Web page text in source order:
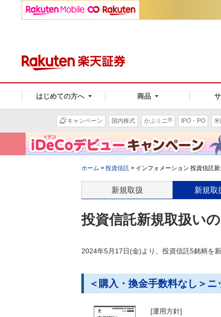
はじめての方へ 商品
キャンペーン 国内株式 かぶミニ® IPO・PO
ホーム > 投資信託 > インフォメーション 投資信託
新規取扱 新規取
投資信託新規取扱い
2024年5月17日(金)より、投資信託5銘柄を
＜購入・換金手数料なし＞
[運用方針]